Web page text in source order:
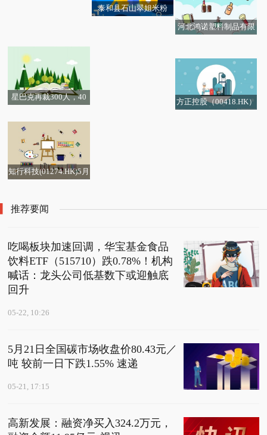
泰和县石山翠姐米粉
河北鸿诺塑料制品有限
万人民币_每日头条
星巴克再裁300人，40
方正控股（00418.HK）
知行科技(01274.HK)5月
推荐要闻
吃喝板块加速回调，华宝基金食品
饮料ETF（515710）跌0.78%！机构
喊话：龙头公司低基数下或迎触底
回升
05-22, 10:26
5月21日全国碳市场收盘价80.43元／
吨 较前一日下跌1.55% 速递
05-21, 17:15
高新发展：融资净买入324.2万元，